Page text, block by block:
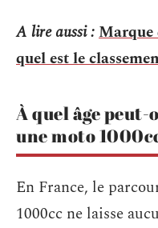
A lire aussi :Marque
quel est le
À quel âge
une moto
En France, le
1000cc ne laisse